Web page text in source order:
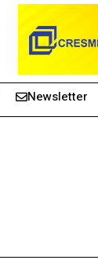
Newsletter